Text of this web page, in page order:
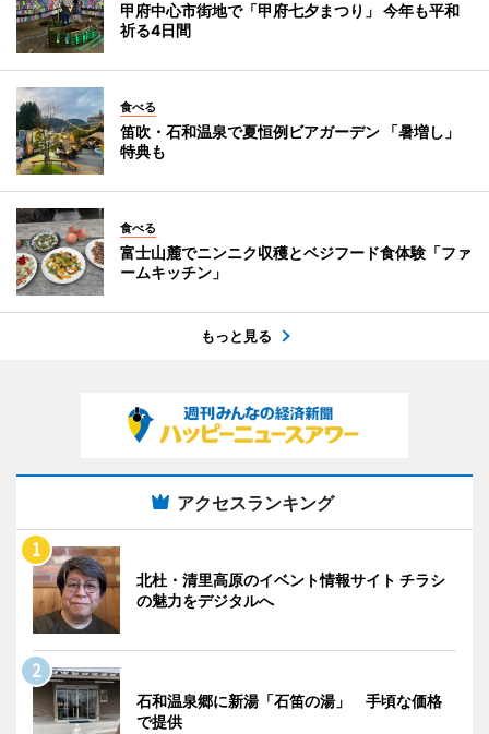
甲府中心市街地で「甲府七夕まつり」 今年も平和
祈る4日間
食べる
笛吹・石和温泉で夏恒例ビアガーデン 「暑増し」
特典も
食べる
富士山麓でニンニク収穫とベジフード食体験「ファ
ームキッチン」
もっと見る
アクセスランキング
北杜・清里高原のイベント情報サイト チラシ
の魅力をデジタルへ
石和温泉郷に新湯「石笛の湯」 手頃な価格
で提供